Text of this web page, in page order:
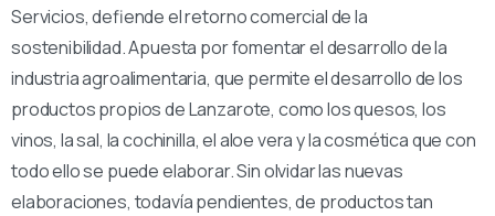
Servicios, defiende el retorno comercial de la
sostenibilidad. Apuesta por fomentar el desarrollo de la
industria agroalimentaria, que permite el desarrollo de los
productos propios de Lanzarote, como los quesos, los
vinos, la sal, la cochinilla, el aloe vera y la cosmética que con
todo ello se puede elaborar. Sin olvidar las nuevas
elaboraciones, todavía pendientes, de productos tan